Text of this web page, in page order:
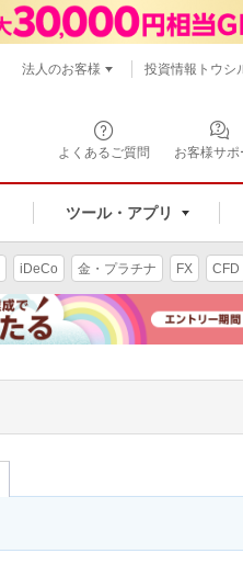
よくあるご質問 お客様サポ
ツール・アプリ
法人のお客様 投資情報トウシ
iDeCo 金・プラチナ FX CFD